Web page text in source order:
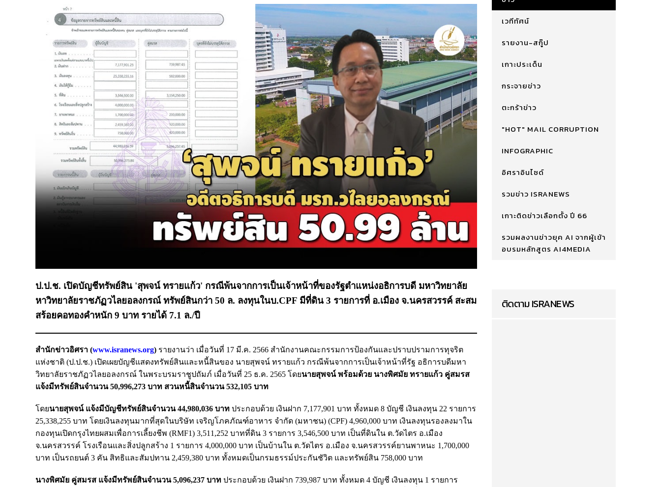
ป.ป.ช. เปิดบัญชีทรัพย์สิน 'สุพจน์ ทรายแก้ว' กรณีพ้นจากการเป็นเจ้าหน้าที่ของรัฐตำแหน่งอธิการบดี มหาวิทยาลัย
หาวิทยาลัยราชภัฏวไลยอลงกรณ์ ทรัพย์สินกว่า 50 ล. ลงทุนในบ.CPF มีที่ดิน 3 รายการที่ อ.เมือง จ.นครสวรรค์ สะสม
สร้อยคอทองคำหนัก 9 บาท รายได้ 7.1 ล./ปี
สำนักข่าวอิศรา (www.isranews.org) รายงานว่า เมื่อวันที่ 17 มี.ค. 2566 สำนักงานคณะกรรมการป้องกันและปราบปรามการทุจริต
แห่งชาติ (ป.ป.ช.) เปิดเผยบัญชีแสดงทรัพย์สินและหนี้สินของ นายสุพจน์ ทรายแก้ว กรณีพ้นจากการเป็นเจ้าหน้าที่รัฐ อธิการบดีมหา
วิทยาลัยราชภัฏวไลยอลงกรณ์ ในพระบรมราชูปถัมภ์ เมื่อวันที่ 25 ธ.ค. 2565 โดยนายสุพจน์ พร้อมด้วย นางพิศมัย ทรายแก้ว คู่สมรส
แจ้งมีทรัพย์สินจำนวน 50,996,273 บาท สวนหนี้สินจำนวน 532,105 บาท
โดยนายสุพจน์ แจ้งมีบัญชีทรัพย์สินจำนวน 44,980,036 บาท ประกอบด้วย เงินฝาก 7,177,901 บาท ทั้งหมด 8 บัญชี เงินลงทุน 22 รายการ
25,338,255 บาท โดยเงินลงทุนมากที่สุดในบริษัท เจริญโภคภัณฑ์อาหาร จำกัด (มหาชน) (CPF) 4,960,000 บาท เงินลงทุนรองลงมาใน
กองทุนเปิดกรุงไทยผสมเพื่อการเลี้ยงชีพ (RMF1) 3,511,252 บาทที่ดิน 3 รายการ 3,546,500 บาท เป็นที่ดินใน ต.วัดไตร อ.เมือง
จ.นครสวรรค์ โรงเรือนและสิ่งปลูกสร้าง 1 รายการ 4,000,000 บาท เป็นบ้านใน ต.วัดไตร อ.เมือง จ.นครสวรรค์ยานพาหนะ 1,700,000
บาท เป็นรถยนต์ 3 คัน สิทธิและสัมปทาน 2,459,380 บาท ทั้งหมดเป็นกรมธรรม์ประกันชัวิต และทรัพย์สิน 758,000 บาท
นางพิศมัย คู่สมรส แจ้งมีทรัพย์สินจำนวน 5,096,237 บาท ประกอบด้วย เงินฝาก 739,987 บาท ทั้งหมด 4 บัญชี เงินลงทุน 1 รายการ
เวทีทัศน์
รายงาน-สกู๊ป
เกาะประเด็น
กระจายข่าว
ตะกร้าข่าว
"HOT" MAIL CORRUPTION
INFOGRAPHIC
อิศราอินไซด์
รวมข่าว ISRANEWS
เกาะติดข่าวเลือกตั้ง ปี 66
รวมผลงานข่าวยุค AI จากผู้เข้า
อบรมหลักสูตร AI4MEDIA
ติดตาม ISRANEWS